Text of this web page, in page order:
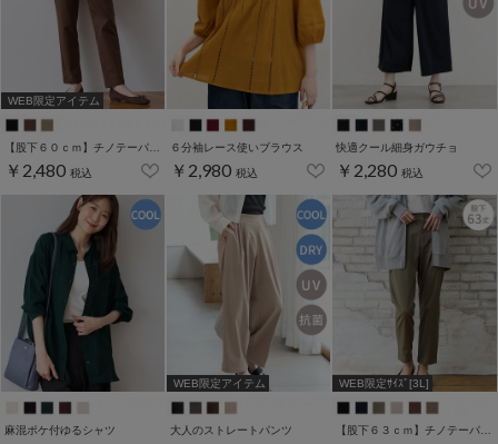
WEB限定アイテム
￥2,480 税込
６分袖レース使いブラウス
￥2,980 税込
快適クール細身ガウチョ
￥2,280 税込
麻混ポケ付ゆるシャツ
WEB限定アイテム
大人のストレートパンツ
WEB限定ｻｲｽﾞ[3L]